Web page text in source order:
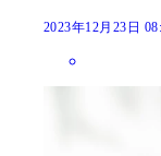
2023年12月23日